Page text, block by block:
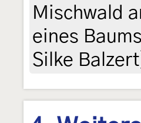
Mischwald
eines
Silke